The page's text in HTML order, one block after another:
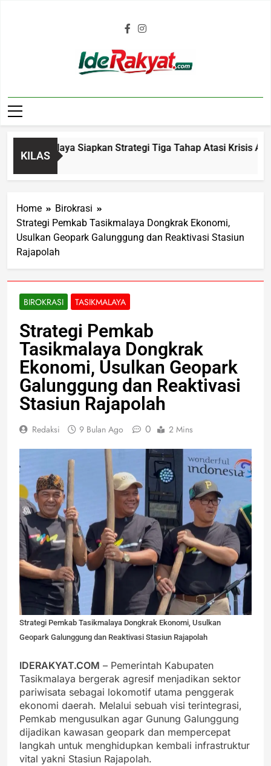
Iderakyat.com
KILAS
Siapkan Strategi Tiga Tahap Atasi Krisis Air
Home
Birokrasi
Strategi Pemkab Tasikmalaya Dongkrak Ekonomi,
Usulkan Geopark Galunggung dan Reaktivasi Stasiun
Rajapolah
BIROKRASI TASIKMALAYA
Strategi Pemkab
Tasikmalaya Dongkrak
Ekonomi, Usulkan Geopark
Galunggung dan Reaktivasi
Stasiun Rajapolah
Redaksi 9 Bulan Ago 0 2 Mins
Strategi Pemkab Tasikmalaya Dongkrak Ekonomi, Usulkan
Geopark Galunggung dan Reaktivasi Stasiun Rajapolah
IDERAKYAT.COM – Pemerintah Kabupaten
Tasikmalaya bergerak agresif menjadikan sektor
pariwisata sebagai lokomotif utama penggerak
ekonomi daerah. Melalui sebuah visi terintegrasi,
Pemkab mengusulkan agar Gunung Galunggung
dijadikan kawasan geopark dan mempercepat
langkah untuk menghidupkan kembali infrastruktur
vital yakni Stasiun Rajapolah.